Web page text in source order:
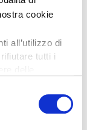
cookie
all’utilizzo di
tutti i
SELEZIONATI.
adotterà la
fine aprile,
le